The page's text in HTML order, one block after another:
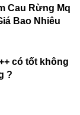
Cau Rừng Mq
Bao Nhiêu
có tốt không
?